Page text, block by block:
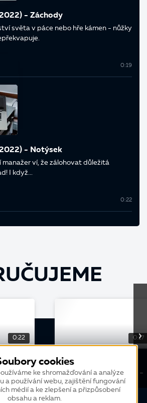
- Záchody
světa v páce nebo hře kámen - nůžky
0:19
- Notýsek
ví, že zálohovat důležitá
I když...
0:22
0:22
-
0:17
ZÁBAVA
Dělejte to jinak (2022) -
Gumičky
cookies
ke shromažďování a analýze
a používání webu, zajištění fungování
médií a ke zlepšení a přizpůsobení
obsahu a reklam.